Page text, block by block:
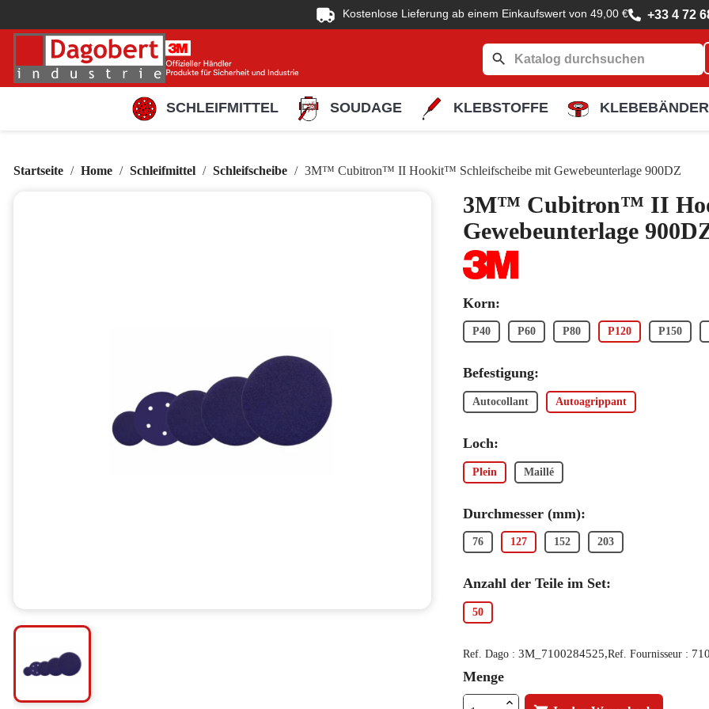
Kostenlose Lieferung ab einem Einkaufswert von 49,00 € +33 4 72
search
SCHLEIFMITTEL SOUDAGE KLEBSTOFFE KLEBEBÄNDER
Startseite Home Schleifmittel Schleifscheibe 3M™ Cubitron™ II Hookit™ Schleifscheibe mit Gewebeunterlage 900DZ
3M™ Cubitron™ II
Gewebeunterlage
Korn:
P40 P60 P80 P120 P150
Befestigung:
Autocollant Autoagrippant
Loch:
Plein Maillé
Durchmesser (mm):
76 127 152 203
Anzahl der Teile im Set:
50
Ref. Dago : 3M_7100284525,Ref. Fournisseur :
Menge